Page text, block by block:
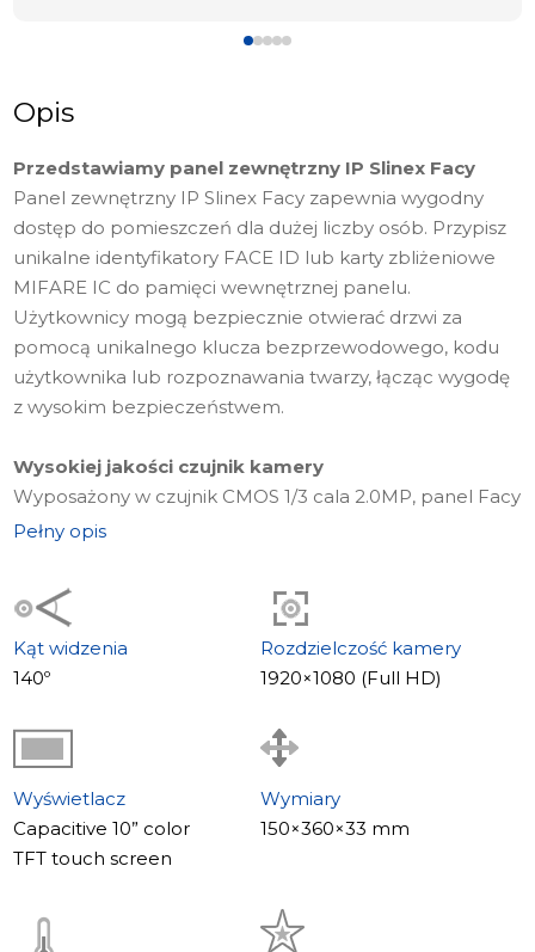
Opis
Przedstawiamy panel zewnętrzny IP Slinex Facy
Panel zewnętrzny IP Slinex Facy zapewnia wygodny
dostęp do pomieszczeń dla dużej liczby osób. Przypisz
unikalne identyfikatory FACE ID lub karty zbliżeniowe
MIFARE IC do pamięci wewnętrznej panelu.
Użytkownicy mogą bezpiecznie otwierać drzwi za
pomocą unikalnego klucza bezprzewodowego, kodu
użytkownika lub rozpoznawania twarzy, łącząc wygodę
z wysokim bezpieczeństwem.
Wysokiej jakości czujnik kamery
Wyposażony w czujnik CMOS 1/3 cala 2.0MP, panel Facy
dostarcza wyraźny obraz do dokładnej identyfikacji.
warunkach słabego oświetlenia, zapewniając
niezawodny monitoring dzień i noc.
Szeroki kąt widzenia i ekran dotykowy
martwe punkty i zwiększając świadomość sytuacyjną. 10-
calowy kolorowy pojemnościowy ekran dotykowy TFT
zapewnia intuicyjną kontrolę i najlepsze doświadczenia
użytkownika.
Obudowa panelu wykonana jest z aluminium ze szkłem
akrylowym, łącząc trwałość z nowoczesną estetyką.
Pełny opis
Kąt widzenia
140º
Rozdzielczość kamery
1920×1080 (Full HD)
Wyświetlacz
Capacitive 10” color
TFT touch screen
Wymiary
150×360×33 mm